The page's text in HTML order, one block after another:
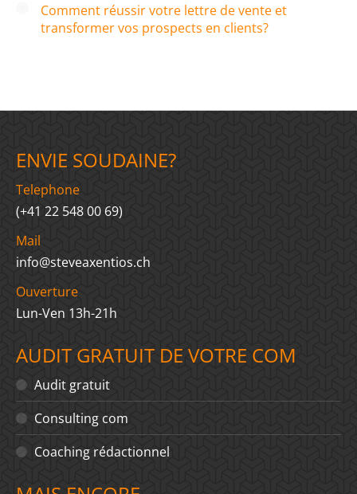
Comment réussir votre lettre de vente et
transformer vos prospects en clients?
ENVIE SOUDAINE?
Telephone
(+41 22 548 00 69)
Mail
info@steveaxentios.ch
Ouverture
Lun-Ven 13h-21h
AUDIT GRATUIT DE VOTRE COM
Audit gratuit
Consulting com
Coaching rédactionnel